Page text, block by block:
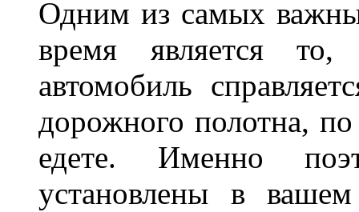
Одним из самых
время является то,
автомобиль
дорожного полотна,
едете. Именно
установлены в